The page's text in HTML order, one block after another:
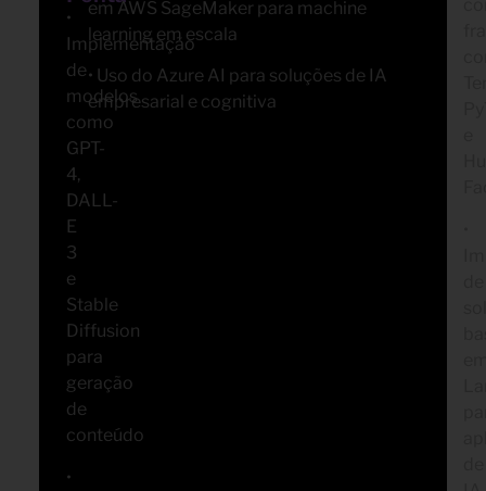
•
Implementação
de
modelos
como
GPT-
4,
DALL-
E
3
e
Stable
Diffusion
para
geração
de
conteúdo
•
em AWS SageMaker para machine
learning em escala
• Uso do Azure AI para soluções de IA
empresarial e cognitiva